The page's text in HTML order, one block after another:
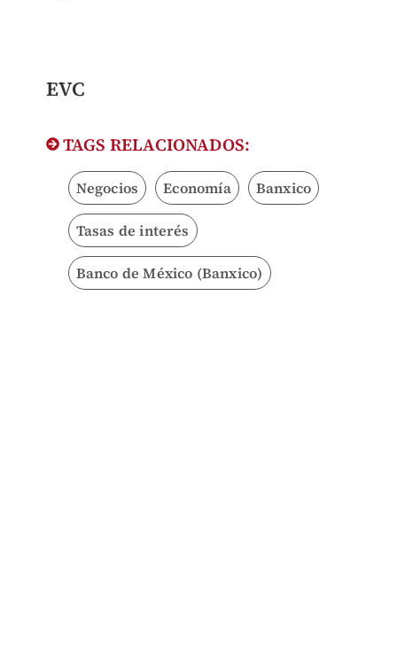
EVC
TAGS RELACIONADOS:
Negocios Economía Banxico
Tasas de interés
Banco de México (Banxico)